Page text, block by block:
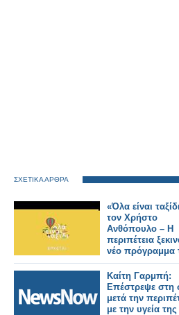
ΣΧΕΤΙΚΑ ΑΡΘΡΑ
«Όλα είναι
τον Χρήστο
Ανθόπουλο – Η
περιπέτεια
νέο πρόγραμμα
ΕΡΤ
Καίτη Γαρμπή:
Επέστρεψε στη
μετά την
με την υγεία της